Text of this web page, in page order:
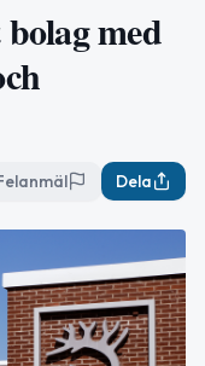
med
Dela